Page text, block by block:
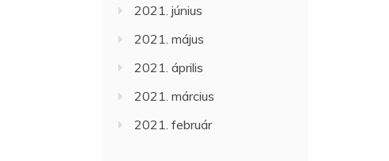
2021. június
2021. május
2021. április
2021. március
2021. február